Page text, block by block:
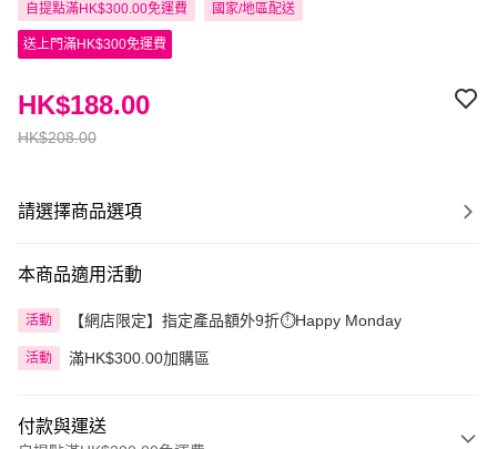
自提點滿HK$300.00免運費 國家/地區配送
送上門滿HK$300免運費
HK$208.00
HK$188.00
請選擇商品選項
本商品適用活動
活動 【網店限定】指定產品額外9折⏱️Happy Monday
活動 滿HK$300.00加購區
付款與運送